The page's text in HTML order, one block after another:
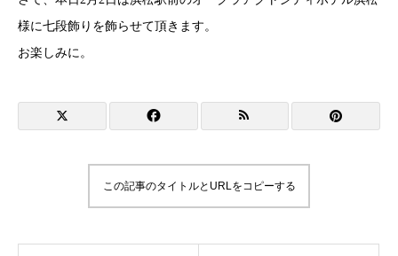
様に七段飾りを飾らせて頂きます。
お楽しみに。
この記事のタイトルとURLをコピーする